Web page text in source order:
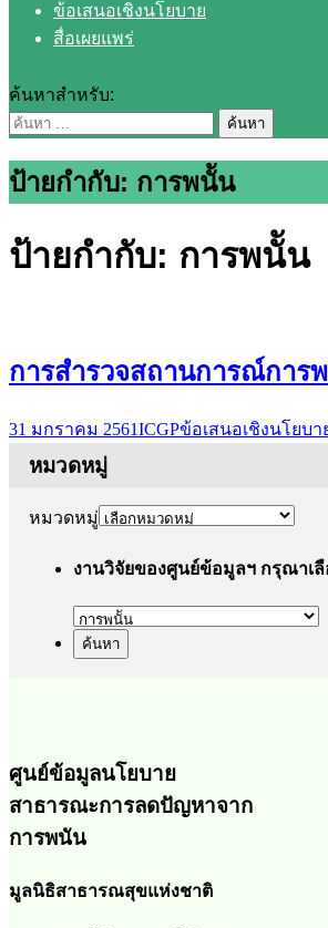
ข้อเสนอเชิงนโยบาย
สื่อเผยแพร่
ค้นหาสำหรับ:
ป้ายกำกับ: การพนััน
ป้ายกำกับ: การพนััน
การสำรวจสถานการณ์การ
31 มกราคม 2561ICGPข้อเสนอเชิงนโยบา
หมวดหมู่
หมวดหมู่
งานวิจัยของศูนย์ข้อมูลฯ กรุณาเ
ศูนย์ข้อมูลนโยบาย
สาธารณะการลดปัญหาจาก
การพนัน
มูลนิธิสาธารณสุขแห่งชาติ